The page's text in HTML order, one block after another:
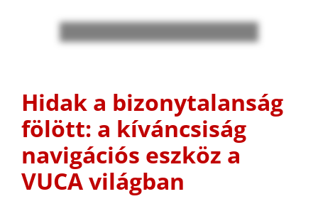
Hidak a bizonytalanság
fölött: a kíváncsiság
navigációs eszköz a
VUCA világban